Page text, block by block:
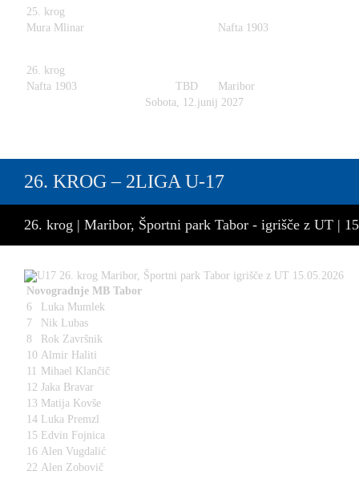
25. krog
Mura Mlinar
Nafta 1903
26. krog
Nafta 1903
TBD
Maribor
Sobota, 12.junij 2027
26. KROG – 2LIGA U-17
26. krog | Maribor, Športni park Tabor - igrišče z UT |
Novogradnje MB Tabor
6
Luka Mumlek
7
Nik Lubas
8
Rok Završnik
10 Almir Haliti
11 Mihael Klančič
12 Jaka Bravar
13 Matija Kovše
14 Luka Premzl
15 Edvin Fojnica
16 Alen Vugdalić
22 Alen Zobovič